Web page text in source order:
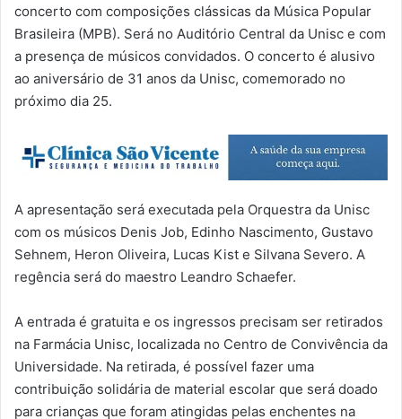
concerto com composições clássicas da Música Popular
Brasileira (MPB). Será no Auditório Central da Unisc e com
a presença de músicos convidados. O concerto é alusivo
ao aniversário de 31 anos da Unisc, comemorado no
próximo dia 25.
A apresentação será executada pela Orquestra da Unisc
com os músicos Denis Job, Edinho Nascimento, Gustavo
Sehnem, Heron Oliveira, Lucas Kist e Silvana Severo. A
regência será do maestro Leandro Schaefer.
A entrada é gratuita e os ingressos precisam ser retirados
na Farmácia Unisc, localizada no Centro de Convivência da
Universidade. Na retirada, é possível fazer uma
contribuição solidária de material escolar que será doado
para crianças que foram atingidas pelas enchentes na